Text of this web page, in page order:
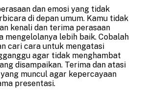
dan emosi yang tidak
di depan umum. Kamu tidak
kenali dan terima perasaan
mengelolanya lebih baik. Cobalah
cari cara untuk mengatasi
agar tidak menghambat
disampaikan. Terima dan atasi
muncul agar kepercayaan
presentasi.